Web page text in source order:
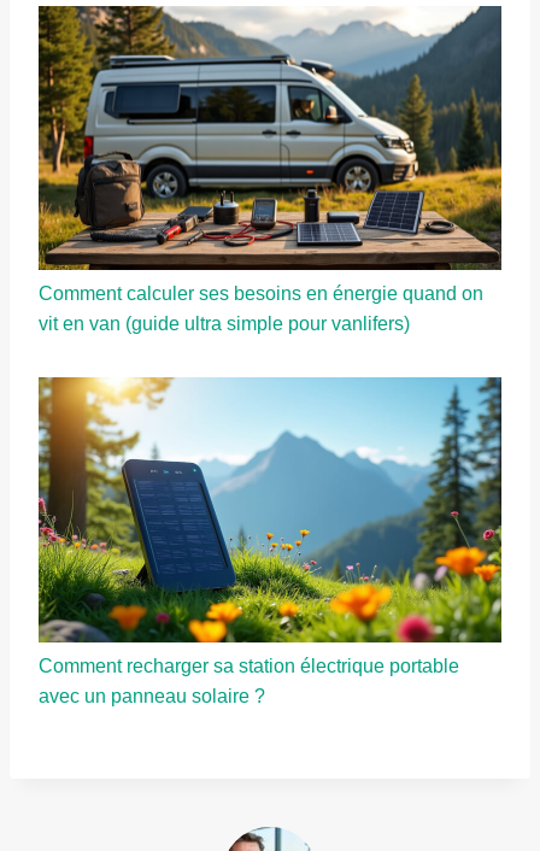
Comment calculer ses besoins en énergie quand on
vit en van (guide ultra simple pour vanlifers)
Comment recharger sa station électrique portable
avec un panneau solaire ?